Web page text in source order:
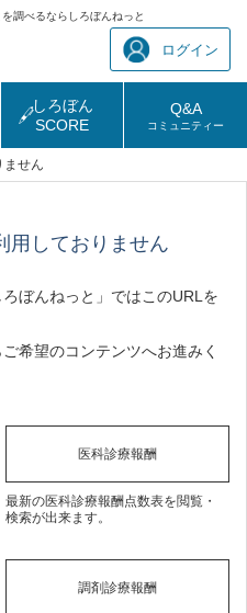
調べるならしろぼんねっと
ログイン
しろぼん
SCORE
Q&A
コミュニティー
ません
用しておりません
ぼんねっと」ではこのURLを
希望のコンテンツへお進みく
医科診療報酬
最新の医科診療報酬点数表を閲覧・
検索が出来ます。
調剤診療報酬